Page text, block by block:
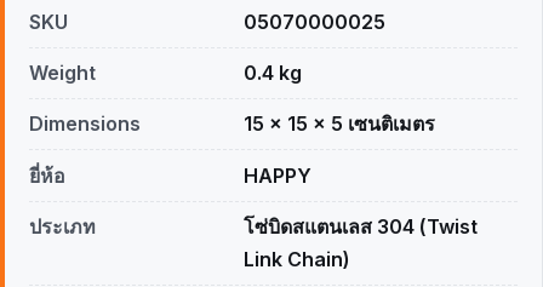
SKU 05070000025
Weight 0.4 kg
Dimensions 15 × 15 × 5 เซนติเมตร
ยี่ห้อ HAPPY
ประเภท
โซ่บิดสแตนเลส 304 (Twist
Link Chain)